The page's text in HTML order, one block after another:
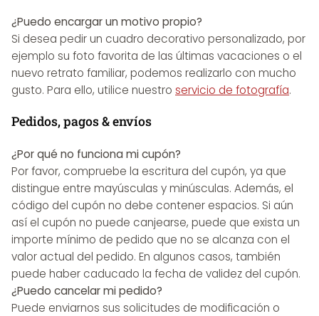
¿Puedo encargar un motivo propio?
Si desea pedir un cuadro decorativo personalizado, por
ejemplo su foto favorita de las últimas vacaciones o el
nuevo retrato familiar, podemos realizarlo con mucho
gusto. Para ello, utilice nuestro servicio de fotografía.
Pedidos, pagos & envíos
¿Por qué no funciona mi cupón?
Por favor, compruebe la escritura del cupón, ya que
distingue entre mayúsculas y minúsculas. Además, el
código del cupón no debe contener espacios. Si aún
así el cupón no puede canjearse, puede que exista un
importe mínimo de pedido que no se alcanza con el
valor actual del pedido. En algunos casos, también
puede haber caducado la fecha de validez del cupón.
¿Puedo cancelar mi pedido?
Puede enviarnos sus solicitudes de modificación o